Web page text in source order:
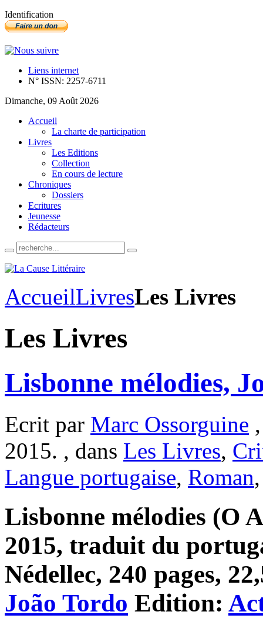
Identification
Liens internet
N° ISSN: 2257-6711
Dimanche, 09 Août 2026
Accueil
La charte de participation
Livres
Les Editions
Collection
En cours de lecture
Chroniques
Dossiers
Ecritures
Jeunesse
Rédacteurs
AccueilLivresLes Livres
Les Livres
Lisbonne mélodies,
Ecrit par Marc Ossorguine
2015. , dans Les Livres,
Langue portugaise, Roman
Lisbonne mélodies (O
2015, traduit du
Nédellec, 240 pages,
João Tordo Edition: